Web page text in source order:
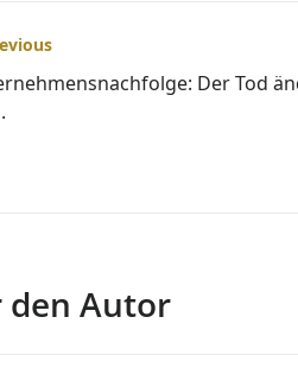
Der Tod
den Autor